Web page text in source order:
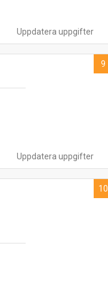
Uppdatera uppgifter
Uppdatera uppgifter
9
10